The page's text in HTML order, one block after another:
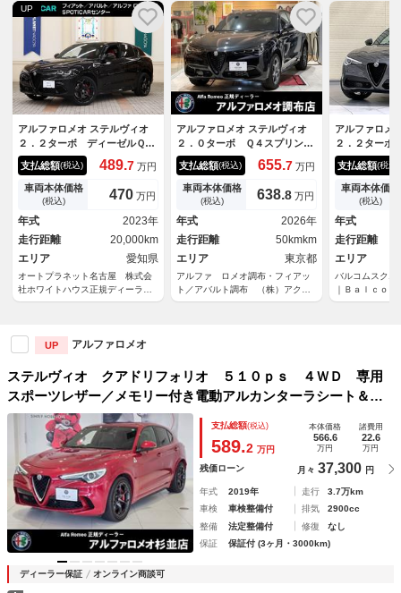
UP
アルファロメオ ステルヴィオ
２．２ターボ ディーゼルＱ４
ヴェローチェ 後期モデル／禁
煙車／赤革シート／デジタルメ
ーター／衝突軽減ブレーキ／Ａ
ＣＣ／Ｃａｒｐｌａｙ／Ａｎｄ
ｒｏｉｄＡｕｔｏ／ナビ／バッ
クカメラ／シートヒーター／パ
ワーゲート／ＬＥＤヘッドライ
ト／スマートキー
支払総額(税込) 489.7 万円
車両本体価格
(税込) 470 万円
年式
2023年
走行距離
20,000km
エリア
愛知県
オートプラネット名古屋 株式会
社ホワイトハウス正規ディーラー
グループ
アルファロメオ ステルヴィオ
２．０ターボ Ｑ４スプリン
ト 登録済み未使用車 ＡＣ
Ｃ 本革シート 純正ナビ Ｂ
カメラ Ｃａｒｐｌａｙ 前後
センサー パワーバックドア
ＬＥＤヘッドライト 純正１９
インチアルミ
支払総額(税込) 655.7 万円
車両本体価格
(税込) 638.8 万円
年式
2026年
走行距離
50kmkm
エリア
東京都
アルファ ロメオ調布・フィアッ
ト／アバルト調布 （株）アクセ
ル
アルファロメ
２．２ターボ
ヴェローチェ
レーキ 前面
ンドスポッ
キーピング
セントコント
カードンプレ
システム Ａ
ードセレクタ
支払総額(税込)
車両本体価格
(税込)
年式
走行距離
エリア
バルコムスク
｜Ｂａｌｃｏ
Ｍａｒｉｎａ
UP アルファロメオ
ステルヴィオ クアドリフォリオ ５１０ｐｓ ４ＷＤ 専用
スポーツレザー／メモリー付き電動アルカンターラシート＆ヒ
ーター パドルシフト ＡＣＣ バックカメラ ＥＴＣ パワ
ーバックドア 純正２０インチアルミ Ｈ＆Ｒコイル装備（純
正有り）
支払総額(税込)
589.2 万円
本体価格
566.6
万円
諸費用
22.6
万円
残価ローン 月々 37,300 円
年式 2019年 走行
3.7万km
車検
車検整備付 排気
2900cc
整備
法定整備付 修復
なし
保証
保証付 (3ヶ月・3000km)
ディーラー保証 オンライン商談可